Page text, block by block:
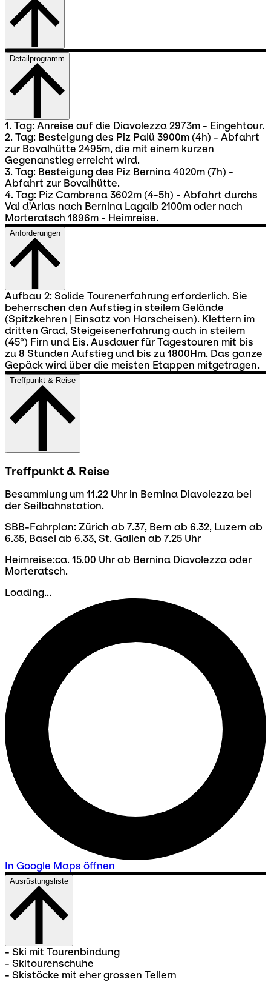
Detailprogramm
1. Tag: Anreise auf die Diavolezza 2973m - Eingehtour.
2. Tag: Besteigung des Piz Palü 3900m (4h) - Abfahrt
zur Bovalhütte 2495m, die mit einem kurzen
Gegenanstieg erreicht wird.
3. Tag: Besteigung des Piz Bernina 4020m (7h) -
Abfahrt zur Bovalhütte.
4. Tag: Piz Cambrena 3602m (4-5h) - Abfahrt durchs
Val d'Arlas nach Bernina Lagalb 2100m oder nach
Morteratsch 1896m - Heimreise.
Anforderungen
Aufbau 2: Solide Tourenerfahrung erforderlich. Sie
beherrschen den Aufstieg in steilem Gelände
(Spitzkehren | Einsatz von Harscheisen). Klettern im
dritten Grad, Steigeisenerfahrung auch in steilem
(45°) Firn und Eis. Ausdauer für Tagestouren mit bis
zu 8 Stunden Aufstieg und bis zu 1800Hm. Das ganze
Gepäck wird über die meisten Etappen mitgetragen.
Treffpunkt & Reise
Treffpunkt & Reise
Besammlung um 11.22 Uhr in Bernina Diavolezza bei
der Seilbahnstation.
SBB-Fahrplan: Zürich ab 7.37, Bern ab 6.32, Luzern ab
6.35, Basel ab 6.33, St. Gallen ab 7.25 Uhr
Heimreise:ca. 15.00 Uhr ab Bernina Diavolezza oder
Morteratsch.
Loading...
In Google Maps öffnen
Ausrüstungsliste
- Ski mit Tourenbindung
- Skitourenschuhe
- Skistöcke mit eher grossen Tellern